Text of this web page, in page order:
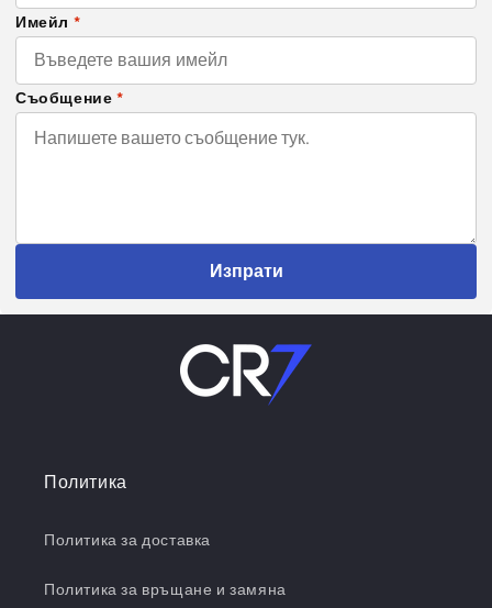
Имейл *
Съобщение *
Изпрати
Политика
Политика за доставка
Политика за връщане и замяна